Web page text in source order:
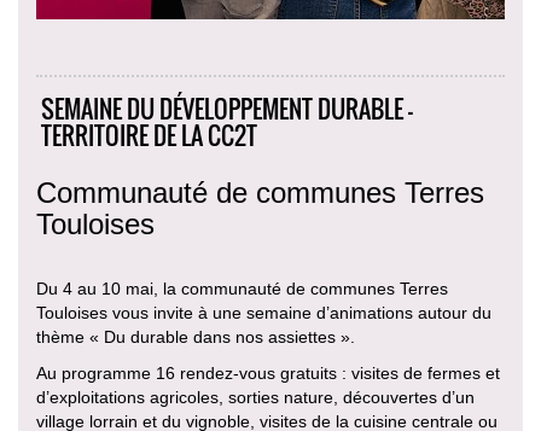
SEMAINE DU DÉVELOPPEMENT DURABLE -
TERRITOIRE DE LA CC2T
Communauté de communes Terres
Touloises
Du 4 au 10 mai, la communauté de communes Terres
Touloises vous invite à une semaine d’animations autour du
thème « Du durable dans nos assiettes ».
Au programme 16 rendez-vous gratuits : visites de fermes et
d’exploitations agricoles, sorties nature, découvertes d’un
village lorrain et du vignoble, visites de la cuisine centrale ou